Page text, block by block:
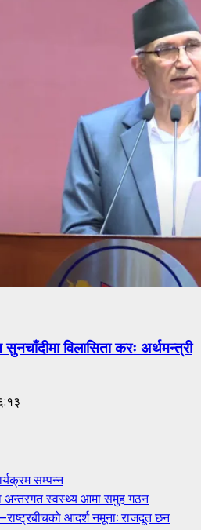
विलासिता करः अर्थमन्त्री
सम्पन्न
अन्तरगत स्वस्थ्य आमा समुह गठन
आदर्श नमूना: राजदूत छन